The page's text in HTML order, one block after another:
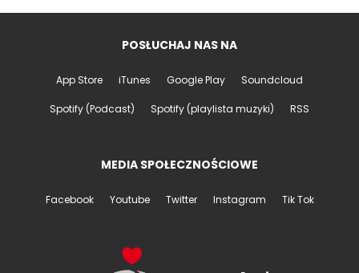
POSŁUCHAJ NAS NA
App Store iTunes Google Play Soundcloud
Spotify (Podcast) Spotify (playlista muzyki) RSS
MEDIA SPOŁECZNOŚCIOWE
Facebook Youtube Twitter Instagram Tik Tok